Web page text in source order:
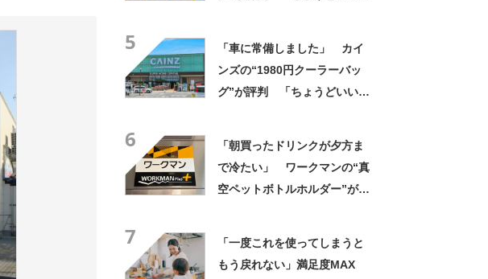
5
「車に常備しました」 カイ
ンズの“1980円クーラーバッ
グ”が評判 「ちょうどいい大
6
「朝買ったドリンクが夕方ま
で冷たい」 ワークマンの“真
空ペットボトルホルダー”が大
7
「一度これを使ってしまうと
もう戻れない」満足度MAX